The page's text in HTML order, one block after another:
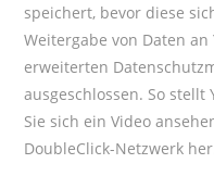
speichert, bevor diese
Weitergabe von Daten
erweiterten
ausgeschlossen. So stellt
Sie sich ein Video
DoubleClick-Netzwerk